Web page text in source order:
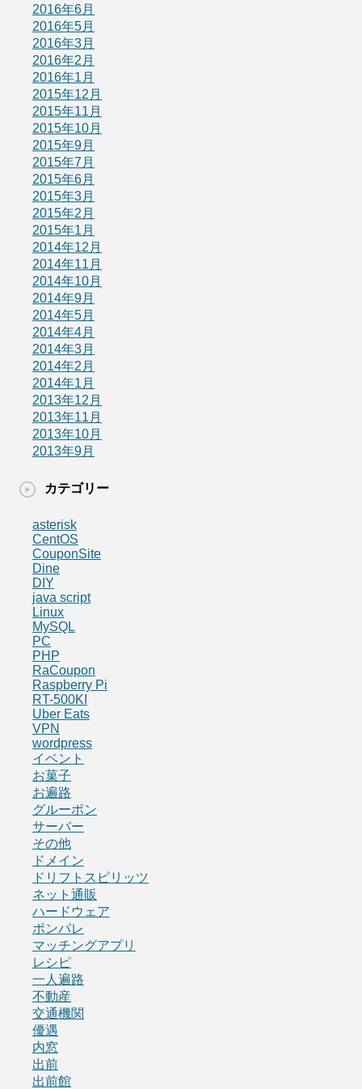
2016年6月
2016年5月
2016年3月
2016年2月
2016年1月
2015年12月
2015年11月
2015年10月
2015年9月
2015年7月
2015年6月
2015年3月
2015年2月
2015年1月
2014年12月
2014年11月
2014年10月
2014年9月
2014年5月
2014年4月
2014年3月
2014年2月
2014年1月
2013年12月
2013年11月
2013年10月
2013年9月
カテゴリー
asterisk
CentOS
CouponSite
Dine
DIY
java script
Linux
MySQL
PC
PHP
RaCoupon
Raspberry Pi
RT-500KI
Uber Eats
VPN
wordpress
イベント
お菓子
お遍路
グルーポン
サーバー
その他
ドメイン
ドリフトスピリッツ
ネット通販
ハードウェア
ポンパレ
マッチングアプリ
レシピ
一人遍路
不動産
交通機関
優遇
内窓
出前
出前館